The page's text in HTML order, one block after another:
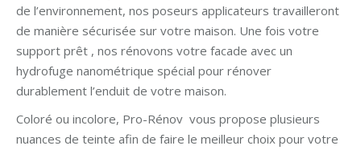
de l’environnement, nos poseurs applicateurs travailleront
de manière sécurisée sur votre maison. Une fois votre
support prêt , nos rénovons votre facade avec un
hydrofuge nanométrique spécial pour rénover
durablement l’enduit de votre maison.
Coloré ou incolore, Pro-Rénov vous propose plusieurs
nuances de teinte afin de faire le meilleur choix pour votre